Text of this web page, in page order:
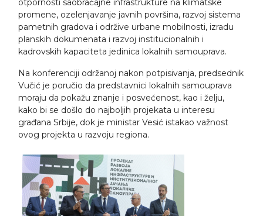
promene, ozelenjavanje javnih površina, razvoj sistema
pametnih gradova i održive urbane mobilnosti, izradu
planskih dokumenata i razvoj institucionalnih i
kadrovskih kapaciteta jedinica lokalnih samouprava.
Na konferenciji održanoj nakon potpisivanja, predsednik
Vučić je poručio da predstavnici lokalnih samouprava
moraju da pokažu znanje i posvećenost, kao i želju,
kako bi se došlo do najboljih projekata u interesu
građana Srbije, dok je ministar Vesić istakao važnost
ovog projekta u razvoju regiona.